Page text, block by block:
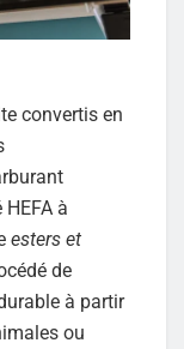
convertis en
à
esters et
de
à partir
ou